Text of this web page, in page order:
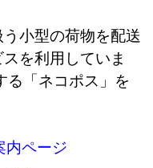
小型の荷物を配送
を利用していま
る「ネコポス」を
内ページ